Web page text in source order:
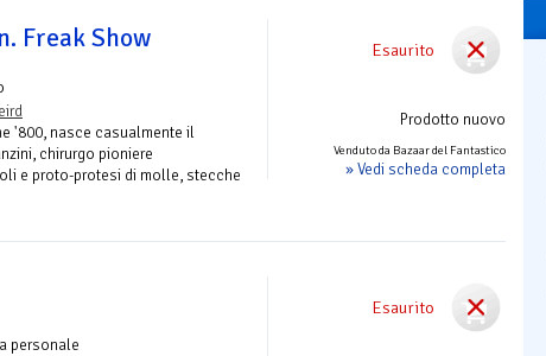
Esaurito
Prodotto nuovo
Venduto da Bazaar del Fantastico
» Vedi scheda completa
Freak Show
'800, nasce casualmente il
chirurgo pioniere
e proto-protesi di molle, stecche
Esaurito
personale